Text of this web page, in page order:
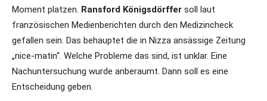
Moment platzen. Ransford Königsdörffer soll laut
französischen Medienberichten durch den Medizincheck
gefallen sein. Das behauptet die in Nizza ansässige Zeitung
„nice-matin“. Welche Probleme das sind, ist unklar. Eine
Nachuntersuchung wurde anberaumt. Dann soll es eine
Entscheidung geben.